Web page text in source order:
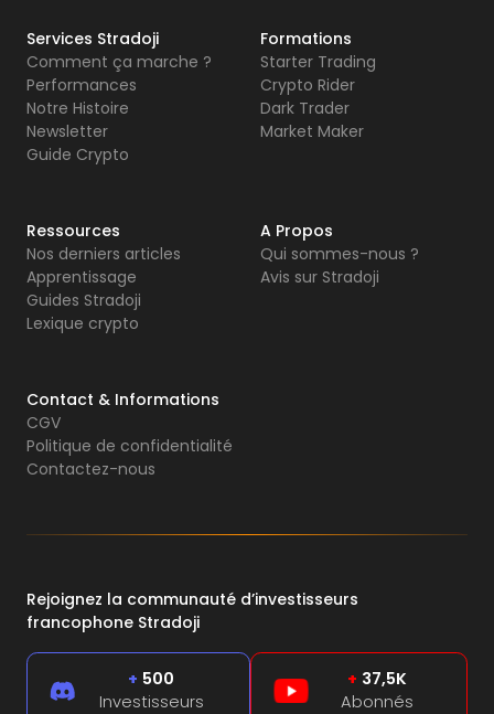
Services Stradoji
Comment ça marche ?
Performances
Notre Histoire
Newsletter
Guide Crypto
Formations
Starter Trading
Crypto Rider
Dark Trader
Market Maker
Ressources
Nos derniers articles
Apprentissage
Guides Stradoji
Lexique crypto
A Propos
Qui sommes-nous ?
Avis sur Stradoji
Contact & Informations
CGV
Politique de confidentialité
Contactez-nous
Rejoignez la communauté d’investisseurs
francophone Stradoji
+ 500
Investisseurs
+ 37,5K
Abonnés